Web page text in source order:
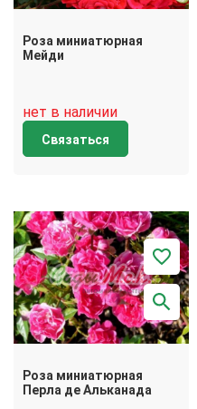
Роза миниатюрная
Мейди
нет в наличии
Связаться
Роза миниатюрная
Перла де Альканада